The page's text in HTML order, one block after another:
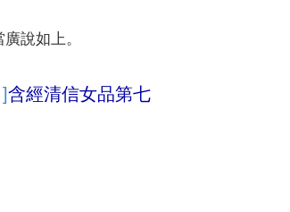
廣說如上。
含經清信女品第七